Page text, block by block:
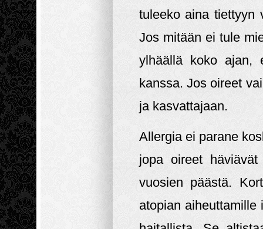
tuleeko aina tiettyyn
Jos mitään ei tule
ylhäällä koko ajan,
kanssa. Jos oireet
ja kasvattajaan.
Allergia ei parane
jopa oireet
vuosien päästä.
atopian aiheuttamille